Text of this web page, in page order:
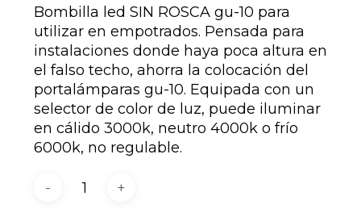
Bombilla led SIN ROSCA gu-10 para
utilizar en empotrados. Pensada para
instalaciones donde haya poca altura en
el falso techo, ahorra la colocación del
portalámparas gu-10. Equipada con un
selector de color de luz, puede iluminar
en cálido 3000k, neutro 4000k o frío
6000k, no regulable.